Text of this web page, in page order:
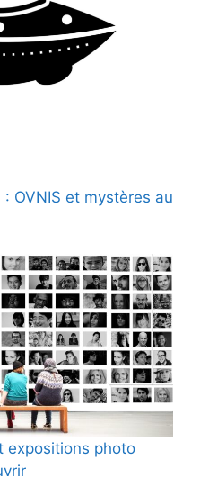
: OVNIS et mystères au
expositions photo